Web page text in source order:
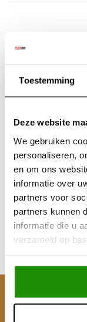
Toestemming
Deze website
We gebruiken
personaliseren,
en om ons
informatie over
partners voor
partners kunnen
informatie die u
verzameld op
Caster
Bussen
€106,61
Excl. btw
€129,00